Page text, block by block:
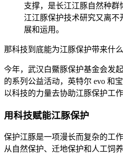
支撑，是长江江豚自然种群
江江豚保护技术研究又离不
展和运用。
那科技到底能为江豚保护带来什么
今年，武汉白鱀豚保护基金会发
的系列公益活动，英特尔 evo 和
以科技的力量去协助江豚保护工
用科技赋能江豚保护
保护江豚是一项漫长而复杂的工
从自然保护、迁地保护和人工饲